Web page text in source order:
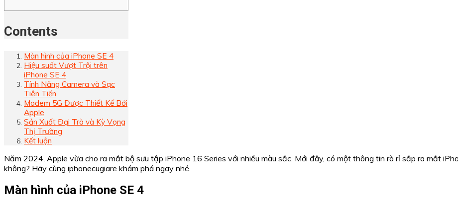
Contents
Màn hình của iPhone SE 4
Hiệu suất Vượt Trội trên
iPhone SE 4
Tính Năng Camera và Sạc
Tiên Tiến
Modem 5G Được Thiết Kế Bởi
Apple
Sản Xuất Đại Trà và Kỳ Vọng
Thị Trường
Kết luận
Năm 2024, Apple vừa cho ra mắt bộ sưu tập iPhone 16 Series với nhiều màu sắc. Mới đây, có một thông tin rò rỉ sắp ra mắt
không? Hãy cùng iphonecugiare khám phá ngay nhé.
Màn hình của iPhone SE 4